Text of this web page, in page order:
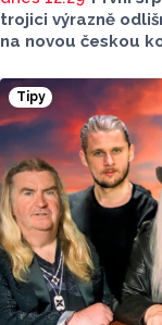
trojici výrazně
na novou českou
který je určen
představil Radek
Radio Haná.
Tipy